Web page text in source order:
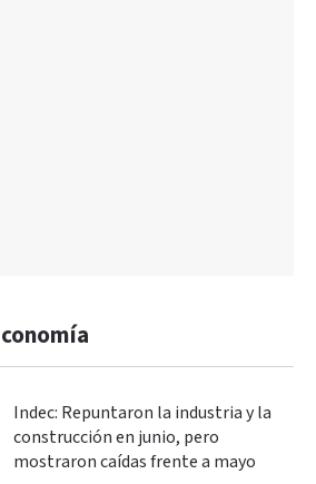
Indec: Repuntaron la industria y la
construcción en junio, pero
mostraron caídas frente a mayo